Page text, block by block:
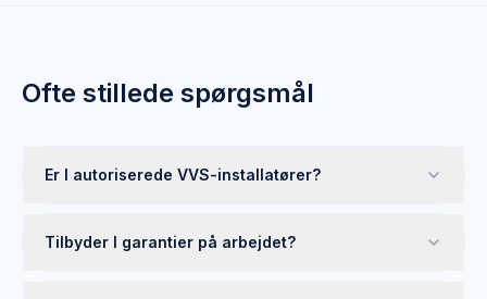
Ofte stillede spørgsmål
Er I autoriserede VVS-installatører?
Tilbyder I garantier på arbejdet?